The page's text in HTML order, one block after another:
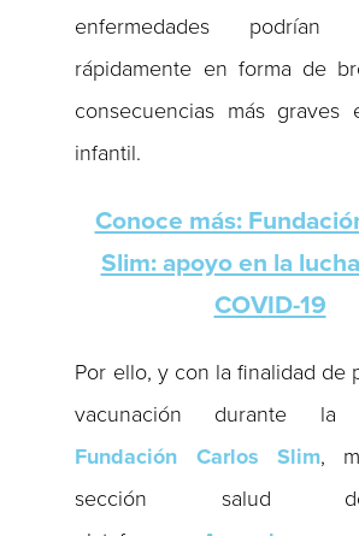
enfermedades podrían
rápidamente en forma de
consecuencias más graves
infantil.
Conoce más:
Slim: apoyo en la
COVID-19
Por ello, y con la finalidad de
vacunación durante la
Fundación Carlos Slim,
sección salud